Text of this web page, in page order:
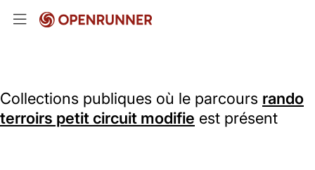
Collections publiques où le parcours rando
terroirs petit circuit modifie est présent